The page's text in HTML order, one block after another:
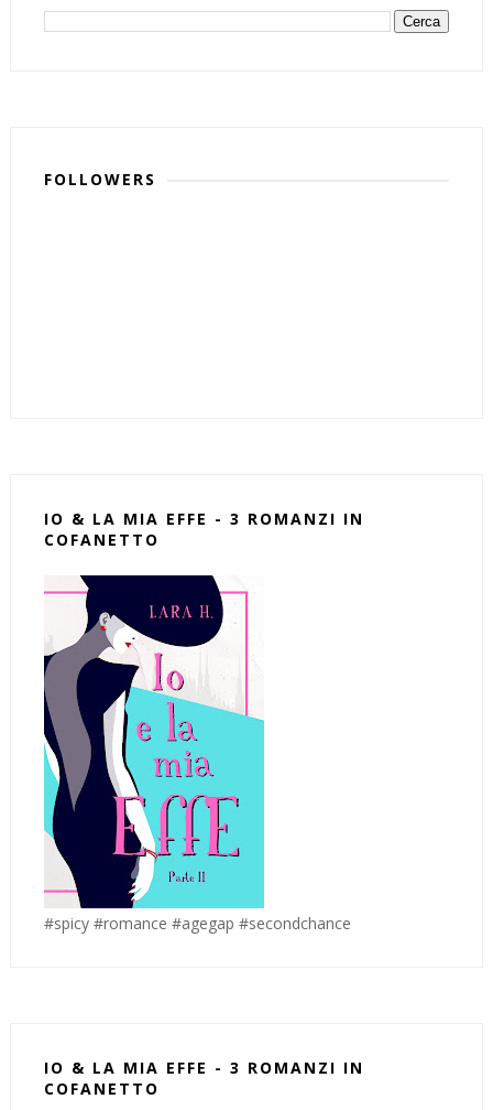
FOLLOWERS
IO & LA MIA EFFE - 3 ROMANZI IN
COFANETTO
#spicy #romance #agegap #secondchance
IO & LA MIA EFFE - 3 ROMANZI IN
COFANETTO